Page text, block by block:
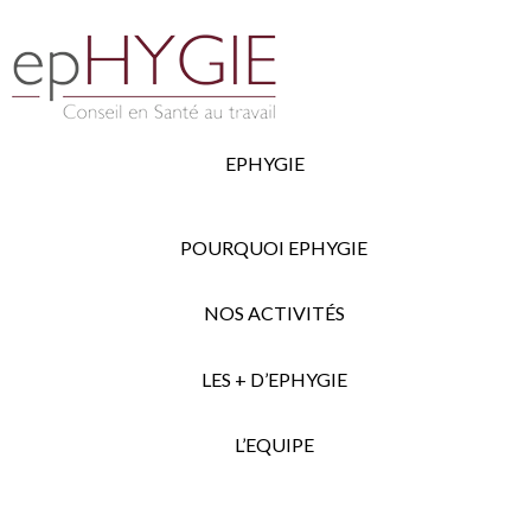
EPHYGIE
POURQUOI EPHYGIE
NOS ACTIVITÉS
LES + D’EPHYGIE
L’EQUIPE